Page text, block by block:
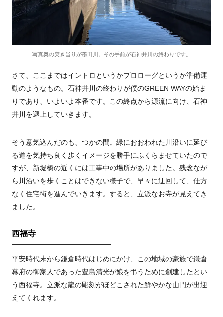
写真奥の突き当りが墨田川。その手前が石神井川の終わりです。
さて、ここまではイントロというかプロローグというか準備運
動のようなもの。石神井川の終わりが僕のGREEN WAYの始ま
りであり、いよいよ本番です。この終点から源流に向け、石神
井川を遡上していきます。
そう意気込んだのも、つかの間。緑におおわれた川沿いに延び
る道を気持ち良く歩くイメージを勝手にふくらませていたので
すが、新堀橋の近くには工事中の場所がありました。残念なが
ら川沿いを歩くことはできない様子で、早々に迂回して、仕方
なく住宅街を進んでいきます。すると、立派なお寺が見えてき
ました。
西福寺
平安時代末から鎌倉時代はじめにかけ、この地域の豪族で鎌倉
幕府の御家人であった豊島清光が娘を弔うために創建したとい
う西福寺。立派な龍の彫刻がほどこされた鮮やかな山門が出迎
えてくれます。